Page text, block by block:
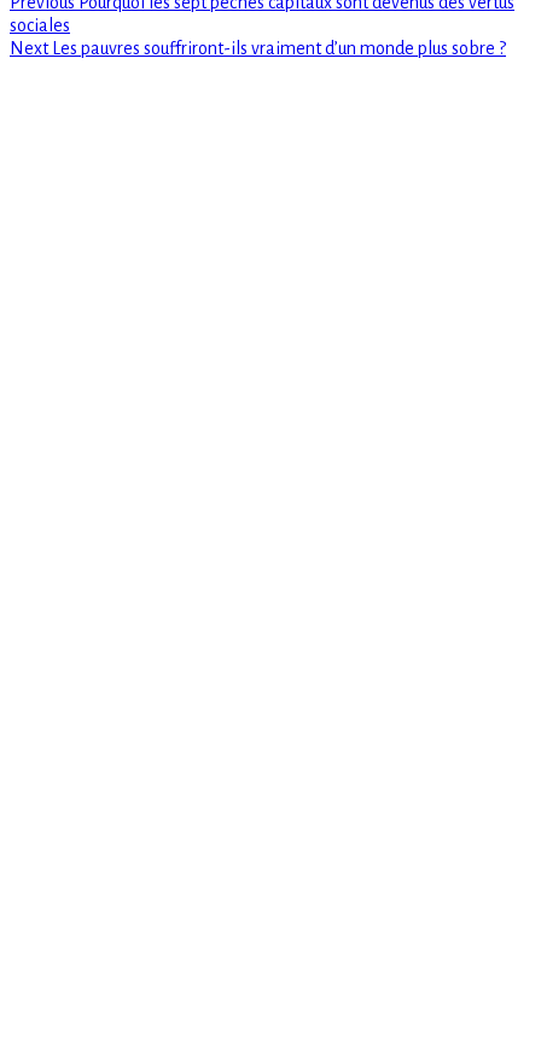
Navigation
de
sociales
Next Next
Les pauvres souffriront-ils vraiment d’un monde plus sobre ?